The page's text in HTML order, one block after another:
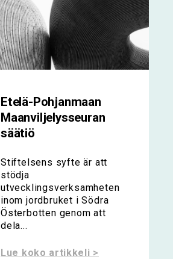
Etelä-Pohjanmaan
Maanviljelysseuran
säätiö
Stiftelsens syfte är att
stödja
utvecklingsverksamheten
inom jordbruket i Södra
Österbotten genom att
dela...
Lue koko artikkeli >